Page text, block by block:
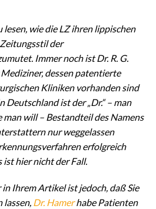
lesen, wie die LZ ihren lippischen
der
Immer noch ist Dr. R. G.
dessen patentierte
Kliniken vorhanden sind
Deutschland ist der „Dr.“ – man
man will – Bestandteil des Namens
nur weggelassen
erfolgreich
hier nicht der Fall.
Ihrem Artikel ist jedoch, daß Sie
lassen, Dr. Hamerhabe Patienten